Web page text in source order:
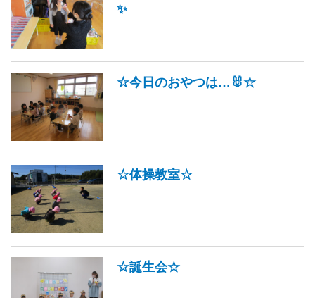
✨
☆今日のおやつは…🐰☆
☆体操教室☆
☆誕生会☆